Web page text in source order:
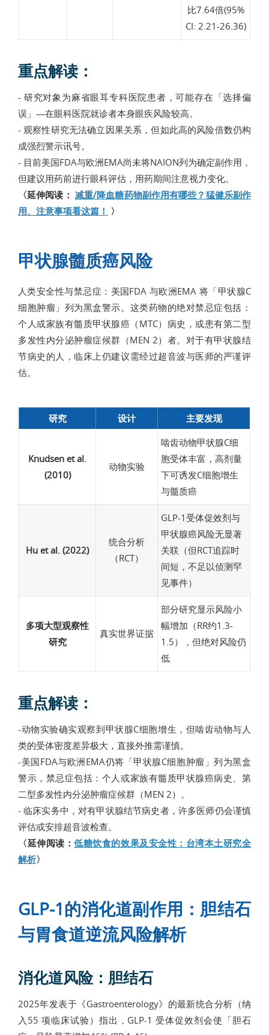
比7.64倍(95%
CI: 2.21-26.36)
重点解读：
- 研究对象为麻省眼耳专科医院患者，可能存在「选择偏
误」—在眼科医院就诊者本身眼疾风险较高。
- 观察性研究无法确立因果关系，但如此高的风险倍数仍构
成强烈警示讯号。
- 目前美国FDA与欧洲EMA尚未将NAION列为确定副作用，
但建议用药前进行眼科评估，用药期间注意视力变化。
〈延伸阅读： 减重/降血糖药物副作用有哪些？猛健乐副作
用、注意事项看这篇！ 〉
甲状腺髓质癌风险
人类安全性与禁忌症：美国FDA 与欧洲EMA 将「甲状腺C
细胞肿瘤」列为黑盒警示。这类药物的绝对禁忌症包括：
个人或家族有髓质甲状腺癌（MTC）病史，或患有第二型
多发性内分泌肿瘤症候群（MEN 2）者。对于有甲状腺结
节病史的人，临床上仍建议需经过超音波与医师的严谨评
估。
研究 设计 主要发现
Knudsen et al.
(2010)
动物实验
啮齿动物甲状腺C细
胞受体丰富，高剂量
下可诱发C细胞增生
与髓质癌
Hu et al. (2022)
统合分析
（RCT）
GLP-1受体促效剂与
甲状腺癌风险无显著
关联（但RCT追踪时
间短，不足以侦测罕
见事件）
多项大型观察性
研究
真实世界证据
部分研究显示风险小
幅增加（RR约1.3-
1.5），但绝对风险仍
低
重点解读：
-动物实验确实观察到甲状腺C细胞增生，但啮齿动物与人
类的受体密度差异极大，直接外推需谨慎。
-美国FDA与欧洲EMA仍将「甲状腺C细胞肿瘤」列为黑盒
警示，禁忌症包括：个人或家族有髓质甲状腺癌病史、第
二型多发性内分泌肿瘤症候群（MEN 2）。
- 临床实务中，对有甲状腺结节病史者，许多医师仍会谨慎
评估或安排超音波检查。
〈延伸阅读：低糖饮食的效果及安全性：台湾本土研究全
解析〉
GLP-1的消化道副作用：胆结石
与胃食道逆流风险解析
消化道风险：胆结石
2025年发表于《Gastroenterology》的最新统合分析（纳
入55 项临床试验）指出，GLP-1 受体促效剂会使「胆石